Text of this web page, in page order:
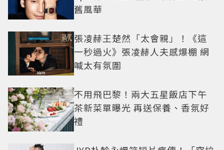
舊風華
張凌赫王楚然「太會親」！《這
一秒過火》張凌赫人夫感爆棚 網
喊太有氛圍
不用飛巴黎！兩大五星飯店下午
茶新菜單曝光 再送保養、香氛好
禮